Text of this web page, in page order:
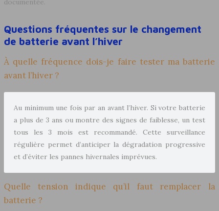
documentée.
Questions fréquentes sur le changement
de batterie avant l’hiver
À quelle fréquence dois-je faire tester ma batterie
avant l’hiver ?
Au minimum une fois par an avant l’hiver. Si votre batterie
a plus de 3 ans ou montre des signes de faiblesse, un test
tous les 3 mois est recommandé. Cette surveillance
régulière permet d’anticiper la dégradation progressive
et d’éviter les pannes hivernales imprévues.
Quelle tension indique qu’il faut remplacer la
batterie ?